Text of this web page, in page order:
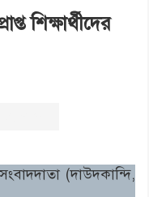
শিক্ষার্থীদের